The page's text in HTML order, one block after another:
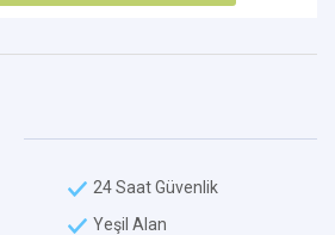
24 Saat Güvenlik
Yeşil Alan